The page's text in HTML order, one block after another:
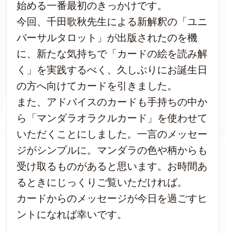
始める一番最初のきっかけです。
今回、千田歌秋先生による新解釈の「ユニ
バーサルタロット」が出版されたのを機
に、新たな気持ちで「カードの絵を読み解
く」を実践するべく、久しぶりにお誕生日
の方へ向けてカードを引きました。
また、アドバイスのカードも手持ちの中か
ら「マンダラオラクルカード」を使わせて
いただくことにしました。一言のメッセー
ジがシンプルに。マンダラの色や柄からも
受け取るものがあると思います。お時間あ
るときにじっくりご覧いただければ。
カードからのメッセージが今日を過ごすヒ
ントになれば幸いです。